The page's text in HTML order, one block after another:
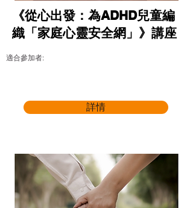
《從心出發：為ADHD兒童編
織「家庭心靈安全網」》講座
適合參加者:
詳情